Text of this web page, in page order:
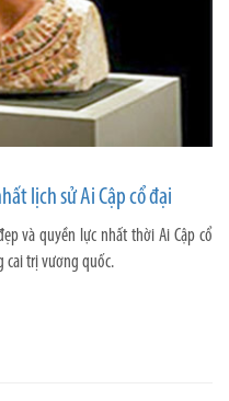
lịch sử Ai Cập cổ đại
và quyền lực nhất thời Ai Cập cổ
cai trị vương quốc.